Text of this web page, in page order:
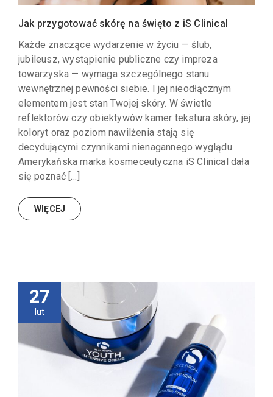
Jak przygotować skórę na święto z iS Clinical
Każde znaczące wydarzenie w życiu — ślub,
jubileusz, wystąpienie publiczne czy impreza
towarzyska — wymaga szczególnego stanu
wewnętrznej pewności siebie. I jej nieodłącznym
elementem jest stan Twojej skóry. W świetle
reflektorów czy obiektywów kamer tekstura skóry, jej
koloryt oraz poziom nawilżenia stają się
decydującymi czynnikami nienagannego wyglądu.
Amerykańska marka kosmeceutyczna iS Clinical dała
się poznać […]
WIĘCEJ
27
lut